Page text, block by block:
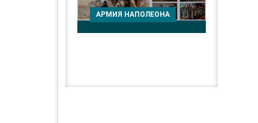
АРМИЯ НАПОЛЕОНА